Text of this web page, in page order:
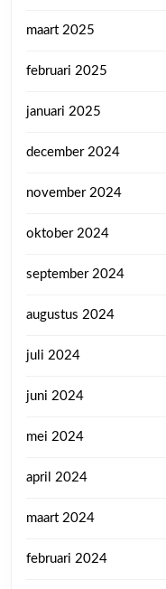
maart 2025
februari 2025
januari 2025
december 2024
november 2024
oktober 2024
september 2024
augustus 2024
juli 2024
juni 2024
mei 2024
april 2024
maart 2024
februari 2024